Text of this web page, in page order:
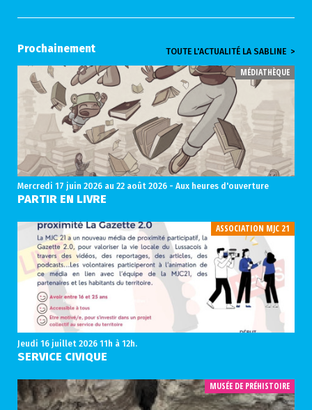
Prochainement TOUTE L'ACTUALITÉ LA SABLINE >
MÉDIATHÈQUE
Mercredi 17 juin 2026au 22 août 2026 - Aux heures d'ouverture
PARTIR EN LIVRE
ASSOCIATION MJC 21
Jeudi 16 juillet 202611h à 12h.
SERVICE CIVIQUE
MUSÉE DE PRÉHISTOIRE